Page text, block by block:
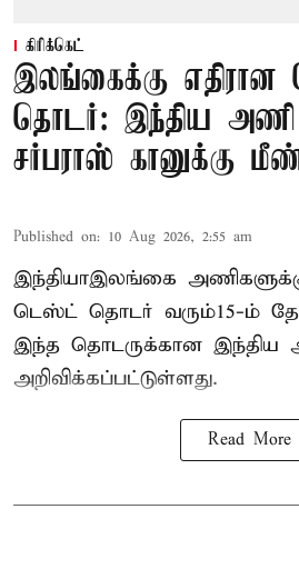
கிரிக்கெட்
இலங்கைக்கு
தொடர்: இந்திய அணி
சர்பராஸ் கானுக்கு
Published on: 10 Aug 2026, 2:55 am
இந்தியா–இலங்கை
டெஸ்ட் தொடர் வரும்15-ம்
இந்த தொடருக்கான இந்திய
அறிவிக்கப்பட்டுள்ளது.
Read More